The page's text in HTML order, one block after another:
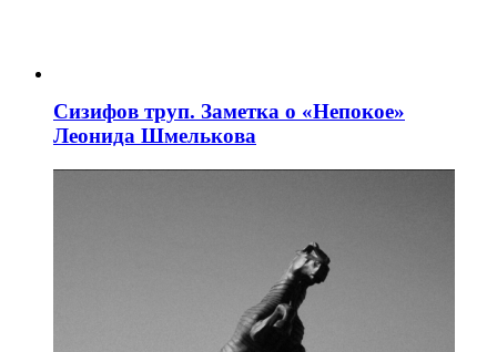
Сизифов труп. Заметка о «Непокое»
Леонида Шмелькова